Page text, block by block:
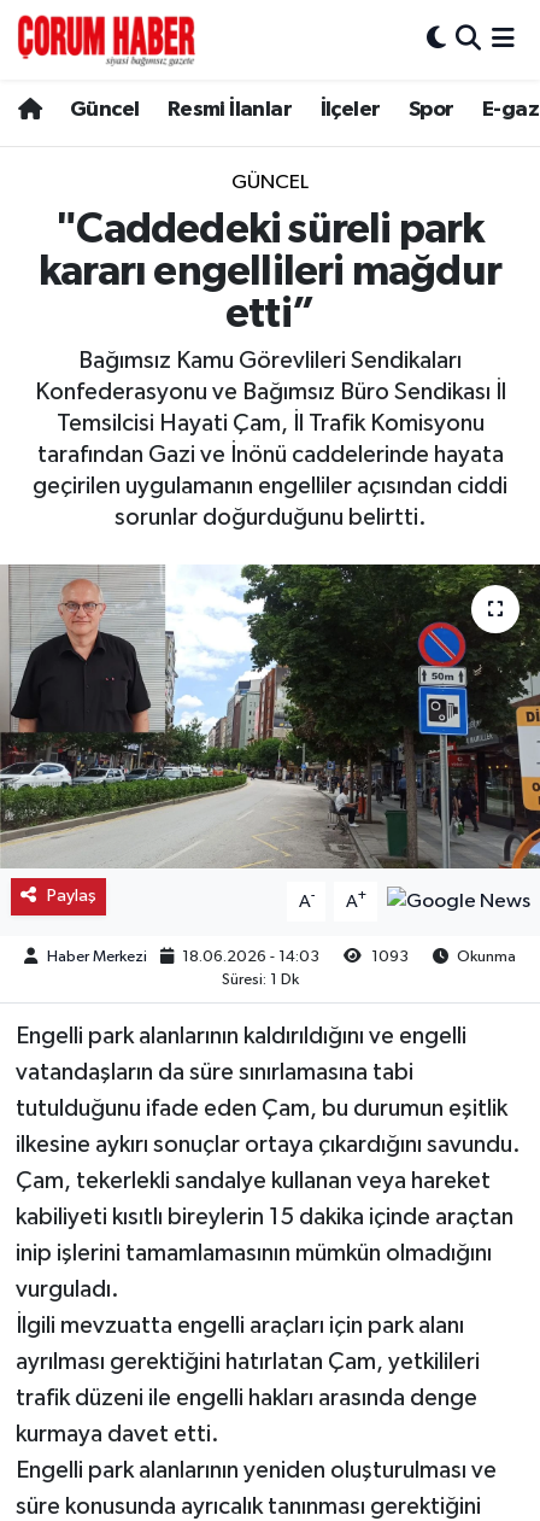
Güncel Resmi İlanlar İlçeler Spor E-
GÜNCEL
"Caddedeki süreli park
kararı engellileri mağdur
etti”
Bağımsız Kamu Görevlileri Sendikaları
Konfederasyonu ve Bağımsız Büro Sendikası İl
Temsilcisi Hayati Çam, İl Trafik Komisyonu
tarafından Gazi ve İnönü caddelerinde hayata
geçirilen uygulamanın engelliler açısından ciddi
sorunlar doğurduğunu belirtti.
Paylaş A- A+
Haber Merkezi 18.06.2026 - 14:03 1093
Okunma
Süresi: 1 Dk
Engelli park alanlarının kaldırıldığını ve engelli
vatandaşların da süre sınırlamasına tabi
tutulduğunu ifade eden Çam, bu durumun eşitlik
ilkesine aykırı sonuçlar ortaya çıkardığını savundu.
Çam, tekerlekli sandalye kullanan veya hareket
kabiliyeti kısıtlı bireylerin 15 dakika içinde araçtan
inip işlerini tamamlamasının mümkün olmadığını
vurguladı.
İlgili mevzuatta engelli araçları için park alanı
ayrılması gerektiğini hatırlatan Çam, yetkilileri
trafik düzeni ile engelli hakları arasında denge
kurmaya davet etti.
Engelli park alanlarının yeniden oluşturulması ve
süre konusunda ayrıcalık tanınması gerektiğini
Spor
Resmi İlanlar
Alaca
Boğazkale
Dodurga
İskilip
Kargı
Laçin
Mecitözü
Oğuzlar
Ortaköy
Osmancık
Sungurlu
Sağlık
Hava Durumu
Çorum Namaz Vakitleri
Trafik Durumu
Tüm Manşetler
Son Dakika Haberleri
Haber Arşivi